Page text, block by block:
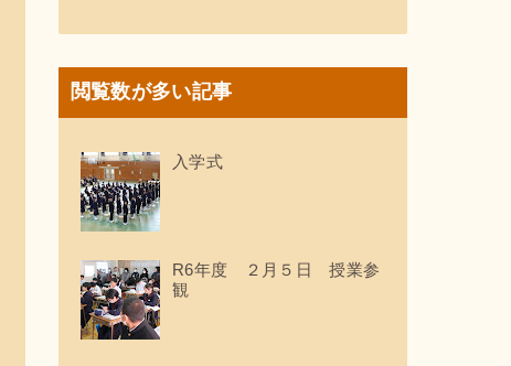
閲覧数が多い記事
入学式
R6年度 ２月５日 授業参
観